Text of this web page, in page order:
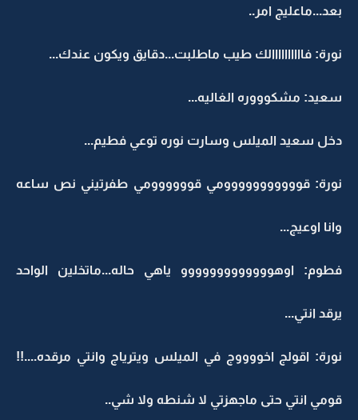
بعد...ماعليج امر..
نورة: فاااااااااالك طيب ماطلبت...دقايق ويكون عندك...
سعيد: مشكوووره الغاليه...
دخل سعيد الميلس وسارت نوره توعي فطيم...
نورة: قووووووووووومي قوووووومي طفرتيني نص ساعه
وانا اوعيج...
فطوم: اوهووووووووووووو ياهي حاله...ماتخلين الواحد
يرقد انتي...
نورة: اقولج اخووووج في الميلس ويترياج وانتي مرقده....!!
قومي انتي حتى ماجهزتي لا شنطه ولا شي..